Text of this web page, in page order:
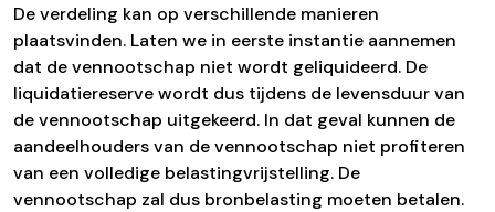
De verdeling kan op verschillende manieren
plaatsvinden. Laten we in eerste instantie aannemen
dat de vennootschap niet wordt geliquideerd. De
liquidatiereserve wordt dus tijdens de levensduur van
de vennootschap uitgekeerd. In dat geval kunnen de
aandeelhouders van de vennootschap niet profiteren
van een volledige belastingvrijstelling. De
vennootschap zal dus bronbelasting moeten betalen.